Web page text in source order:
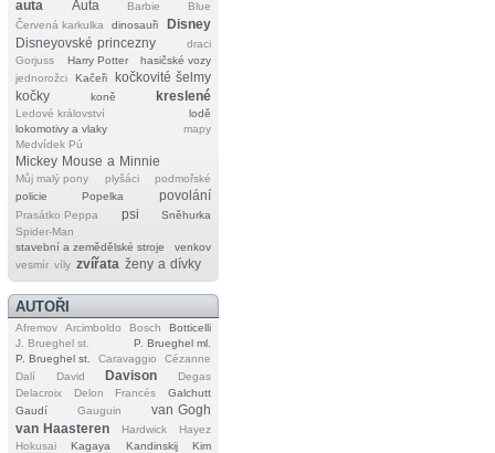
auta Auta Barbie
Blue
Červená karkulka
dinosauři
Disney
Disneyovské princezny
draci
Gorjuss
Harry Potter
hasičské vozy
jednorožci
Kačeři
kočkovité šelmy
kočky
koně kreslené
Ledové království
lodě
lokomotivy a vlaky
mapy
Medvídek Pú
Mickey Mouse a Minnie
Můj malý pony plyšáci
podmořské
policie
Popelka povolání
Prasátko Peppa psi
Sněhurka
Spider‐Man
stavební a zemědělské stroje
venkov
vesmír víly zvířata ženy a dívky
AUTOŘI
Afremov Arcimboldo Bosch
Botticelli
J. Brueghel st.
P. Brueghel ml.
P. Brueghel st.
Caravaggio
Cézanne
Dalí
David Davison
Degas
Delacroix
Delon Francés
Galchutt
Gaudí
Gauguin
van Gogh
van Haasteren
Hardwick
Hayez
Hokusai
Kagaya Kandinskij Kim